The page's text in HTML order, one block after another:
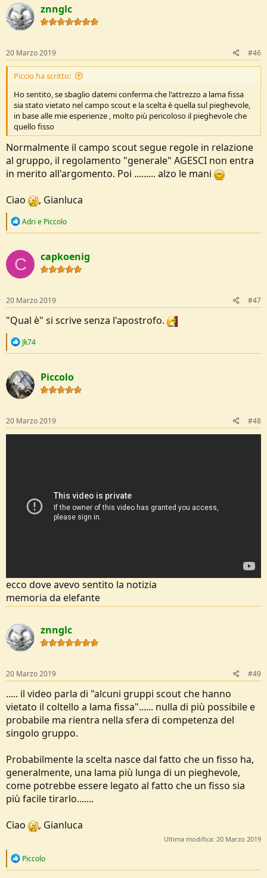
i
o
n
:
znnglc
20 Marzo 2019 #46
Piccio ha scritto:
Ho sentito, se sbaglio datemi conferma che l'attrezzo a lama fissa
sia stato vietato nel campo scout e la scelta è quella sul pieghevole,
in base alle mie esperienze , molto più pericoloso il pieghevole che
quello fisso
Normalmente il campo scout segue regole in relazione
al gruppo, il regolamento "generale" AGESCI non entra
in merito all'argomento. Poi ......... alzo le mani
Ciao
, Gianluca
R
c
t
i
o
s
:
Adri e Piccolo
C capkoenig
20 Marzo 2019 #47
"Qual è" si scrive senza l'apostrofo.
R
c
t
i
o
s
:
Jk74
Piccolo
20 Marzo 2019 #48
ecco dove avevo sentito la notizia
memoria da elefante
znnglc
20 Marzo 2019 #49
..... il video parla di "alcuni gruppi scout che hanno
vietato il coltello a lama fissa"...... nulla di più possibile e
probabile ma rientra nella sfera di competenza del
singolo gruppo.
Probabilmente la scelta nasce dal fatto che un fisso ha,
generalmente, una lama più lunga di un pieghevole,
come potrebbe essere legato al fatto che un fisso sia
più facile tirarlo.......
Ciao
, Gianluca
Ultima modifica: 20 Marzo 2019
R
Piccolo